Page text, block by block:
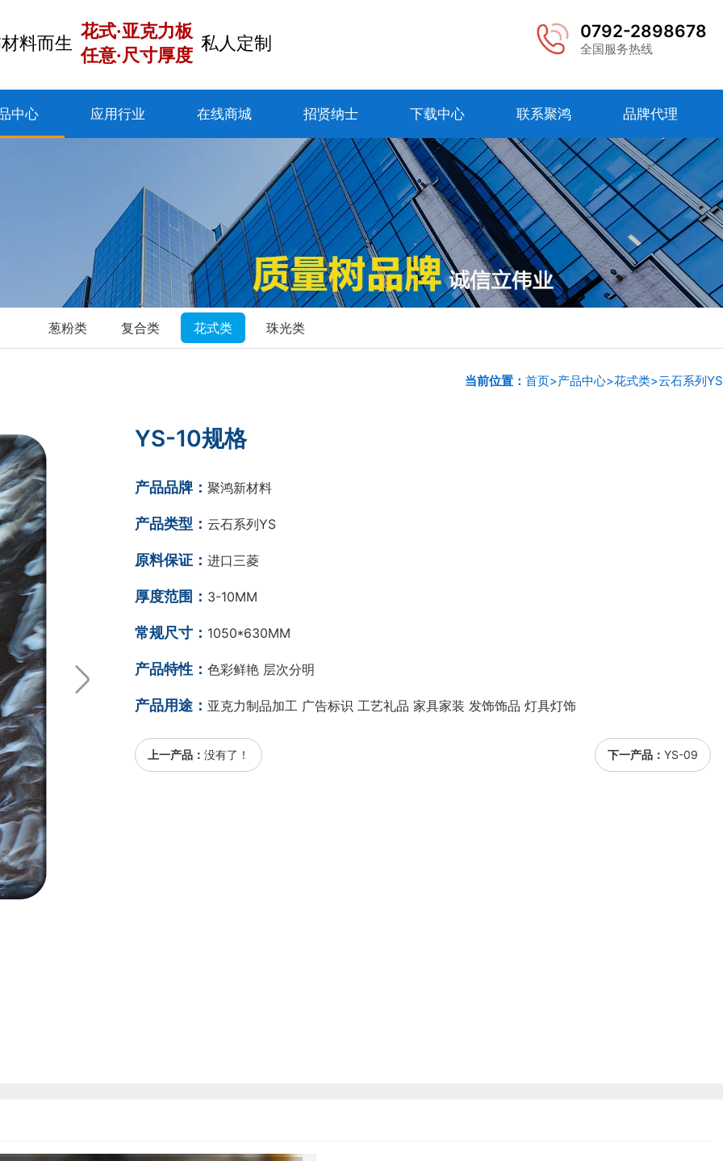
0792-2898678
全国服务热线
料而生
花式·亚克力板
任意·尺寸厚度
私人定制
中心 应用行业 在线商城 招贤纳士 下载中心 联系聚鸿 品牌代理
葱粉类 复合类 花式类 珠光类
当前位置： 首页>产品中心>花式类>云石系列YS
YS-10规格
产品品牌： 聚鸿新材料
产品类型： 云石系列YS
原料保证： 进口三菱
厚度范围： 3-10MM
常规尺寸： 1050*630MM
产品特性： 色彩鲜艳 层次分明
产品用途： 亚克力制品加工 广告标识 工艺礼品 家具家装 发饰饰品 灯具灯饰
上一产品： 没有了！ 下一产品： YS-09